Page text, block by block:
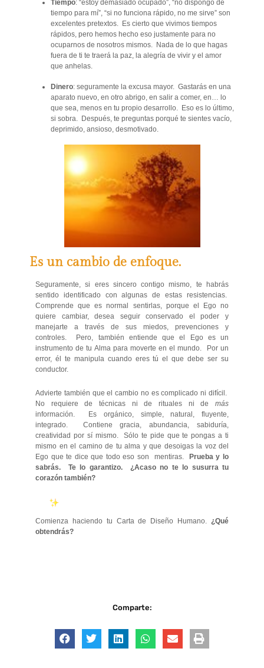
Tiempo: “estoy demasiado ocupado”, “no dispongo de
tiempo para mí”, “si no funciona rápido, no me sirve” son
excelentes pretextos. Es cierto que vivimos tiempos
rápidos, pero hemos hecho eso justamente para no
ocuparnos de nosotros mismos. Nada de lo que hagas
fuera de ti te traerá la paz, la alegría de vivir y el amor
que anhelas.
Dinero: seguramente la excusa mayor. Gastarás en una
aparato nuevo, en otro abrigo, en salir a comer, en… lo
que sea, menos en tu propio desarrollo. Eso es lo último,
si sobra. Después, te preguntas porqué te sientes vacío,
deprimido, ansioso, desmotivado.
Es un cambio de enfoque.
Seguramente, si eres sincero contigo mismo, te habrás
sentido identificado con algunas de estas resistencias.
Comprende que es normal sentirlas, porque el Ego no
quiere cambiar, desea seguir conservado el poder y
manejarte a través de sus miedos, prevenciones y
controles. Pero, también entiende que el Ego es un
instrumento de tu Alma para moverte en el mundo. Por un
error, él te manipula cuando eres tú el que debe ser su
conductor.
Advierte también que el cambio no es complicado ni difícil.
No requiere de técnicas ni de rituales ni de más
información. Es orgánico, simple, natural, fluyente,
integrado. Contiene gracia, abundancia, sabiduría,
creatividad por sí mismo. Sólo te pide que te pongas a ti
mismo en el camino de tu alma y que desoigas la voz del
Ego que te dice que todo eso son mentiras.
Prueba y lo
sabrás. Te lo garantizo. ¿Acaso no te lo susurra tu
corazón también?
Comienza haciendo tu Carta de Diseño Humano. ¿Qué
obtendrás?
Comparte: